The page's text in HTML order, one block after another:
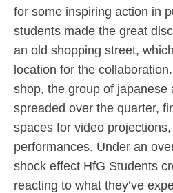
for some inspiring action in
students made the great
an old shopping street,
location for the
shop, the group of japanese
spreaded over the quarter,
spaces for video
performances. Under an
shock effect HfG Students
reacting to what they’ve